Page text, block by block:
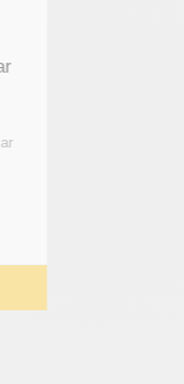
clic en «Aceptar
sitio web y
personalizar
navegación para